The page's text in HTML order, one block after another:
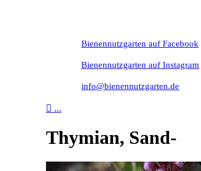
Bienennutzgarten auf Facebook
Bienennutzgarten auf Instagram
info@bienennutzgarten.de
 ...
Thymian, Sand-